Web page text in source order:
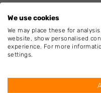
Hovenier.nl
Adverteren
Algemene voorwaarden
We use cookies
We may place these for
website, show personalised
experience. For more
settings.